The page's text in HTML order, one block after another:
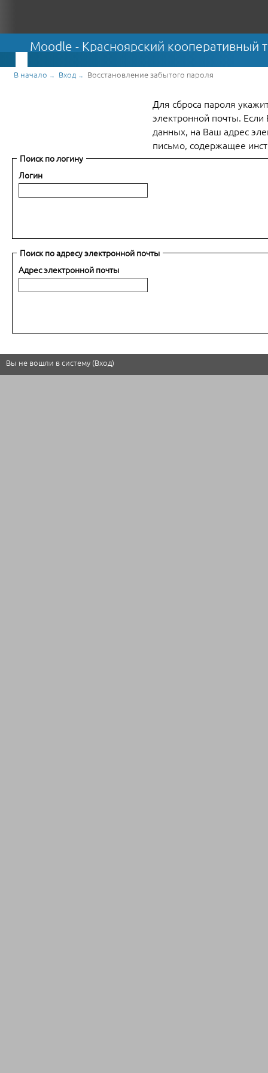
В начало → Вход → Восстановление забытого пароля
Для сброса пароля
электронной почты. Если
данных, на Ваш адрес
письмо, содержащее
Поиск по логину
Логин
Поиск по адресу электронной почты
Адрес электронной почты
Вы не вошли в систему (Вход)